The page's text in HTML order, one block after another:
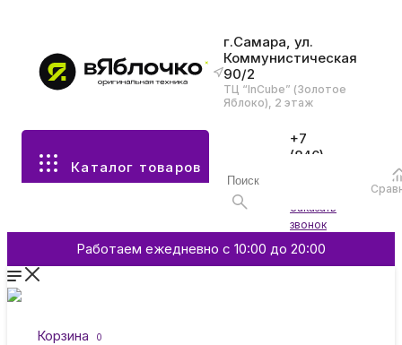
г.Самара, ул.
Коммунистическая
90/2
ТЦ “InCube” (Золотое
Яблоко), 2 этаж
Каталог товаров
+7
(846)
Заказать
звонок
Работаем ежедневно с 10:00 до 20:00
Корзина 0
Все разделы каталога
Аксессуары
Смартфоны и гаджеты